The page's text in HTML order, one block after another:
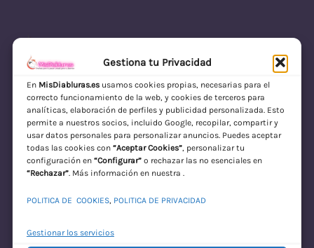
Gestiona tu Privacidad
En MisDiabluras.esusamos cookies propias, necesarias para el
correcto funcionamiento de la web, y cookies de terceros para
analíticas, elaboración de perfiles y publicidad personalizada. Esto
permite a nuestros socios, incluido Google, recopilar, compartir y
usar datos personales para personalizar anuncios. Puedes aceptar
todas las cookies con “Aceptar Cookies”, personalizar tu
configuración en “Configurar”o rechazar las no esenciales en
“Rechazar”. Más información en nuestra .
POLITICA DE COOKIES, POLITICA DE PRIVACIDAD
Gestionar los servicios
MisDiabluras | Sexshop Online con Envío
Discreto en España
Acceder